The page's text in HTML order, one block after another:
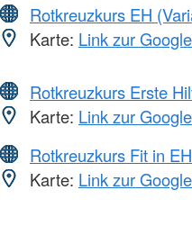
Rotkreuzkurs EH
Karte: Link zur
Rotkreuzkurs Erste
Karte: Link zur
Rotkreuzkurs Fit in EH
Karte: Link zur